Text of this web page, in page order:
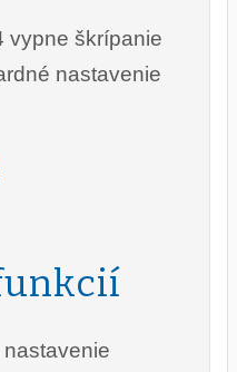
vypne škrípanie
nastavenie